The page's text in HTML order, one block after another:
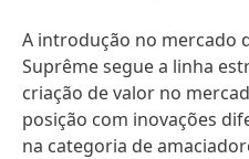
A introdução no mercado
Suprême segue a linha
criação de valor no
posição com inovações
na categoria de